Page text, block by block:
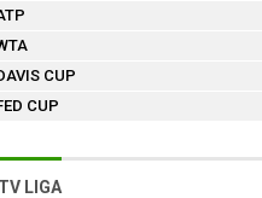
CUP
CUP
LIGA